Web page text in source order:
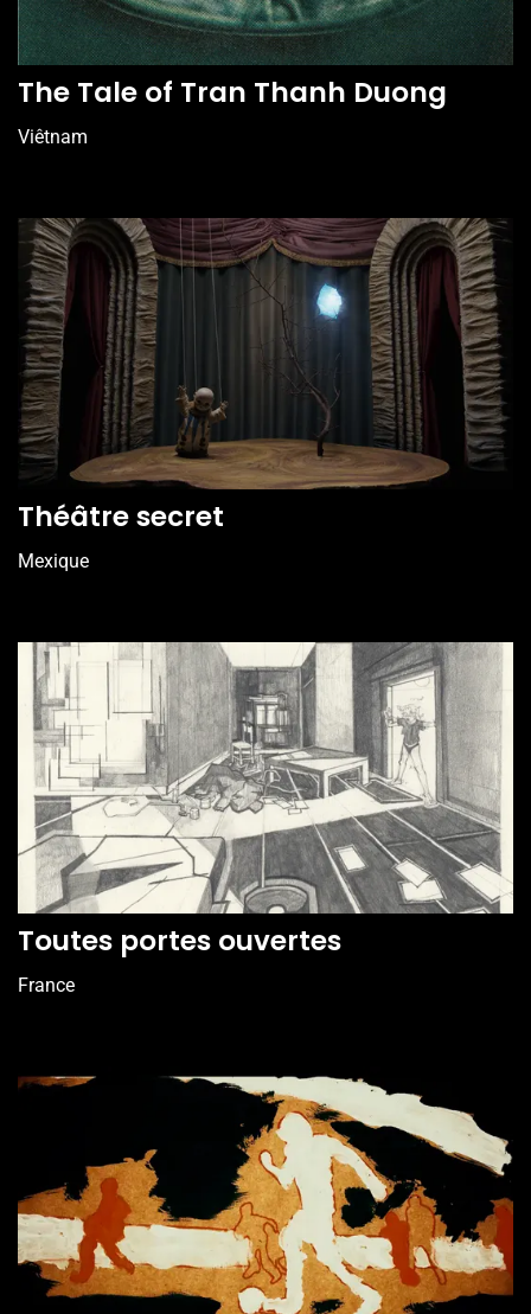
The Tale of Tran Thanh Duong
Viêtnam
Théâtre secret
Mexique
Toutes portes ouvertes
France